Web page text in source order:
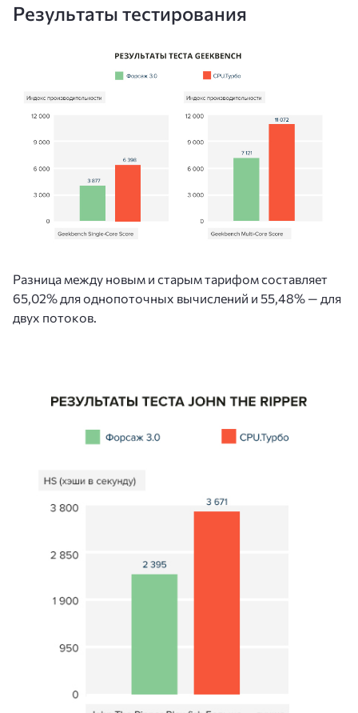
Результаты тестирования
Разница между новым и старым тарифом составляет
65,02% для однопоточных вычислений и 55,48% — для
двух потоков.